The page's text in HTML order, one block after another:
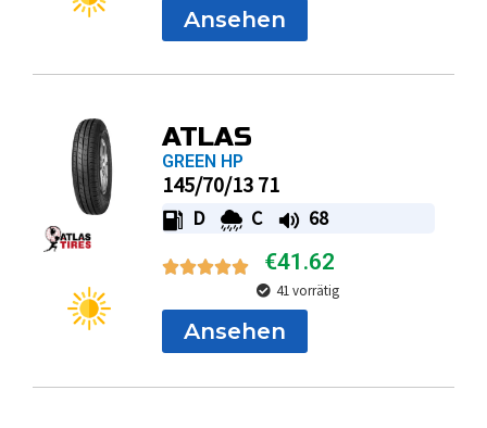
Ansehen
ATLAS
GREEN HP
145/70/13 71
D C 68
€41.62
41 vorrätig
Ansehen